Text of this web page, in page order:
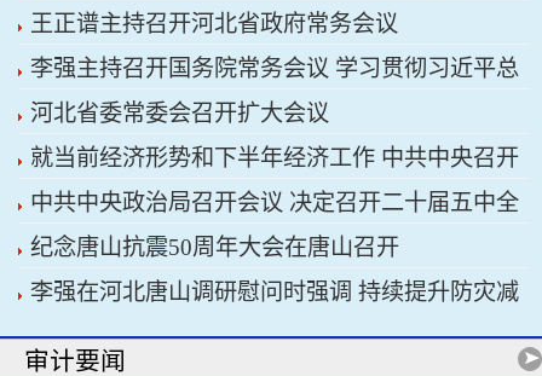
王正谱主持召开河北省政府常务会议
李强主持召开国务院常务会议 学习贯彻习近平总
书记关于上半年经济形势和做好下半年经济工作的
重要讲话精神
河北省委常委会召开扩大会议
就当前经济形势和下半年经济工作 中共中央召开
党外人士座谈会 习近平主持并发表重要讲话
中共中央政治局召开会议 决定召开二十届五中全
会 分析研究当前经济形势和经济工作 中共中央总
书记习近平主持会议
纪念唐山抗震50周年大会在唐山召开
李强在河北唐山调研慰问时强调 持续提升防灾减
灾救灾能力 切实保障人民群众生命财产安全
审计要闻